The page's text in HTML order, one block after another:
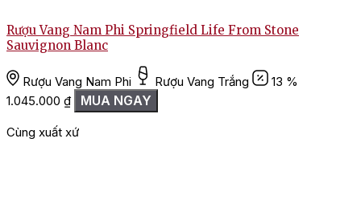
Rượu Vang Nam Phi Springfield Life From Stone
Sauvignon Blanc
Rượu Vang Nam Phi Rượu Vang Trắng
13 %
1.045.000 ₫ MUA NGAY
Cùng xuất xứ